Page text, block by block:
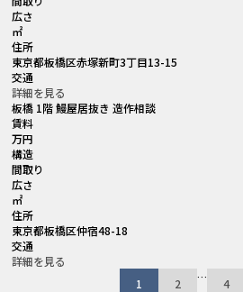
広さ
㎡
住所
東京都板橋区赤塚新町3丁目13-15
交通
詳細を見る
板橋 1階 鰻屋居抜き 造作相談
賃料
万円
構造
間取り
広さ
㎡
住所
東京都板橋区仲宿48-18
交通
詳細を見る
1
2 … 4